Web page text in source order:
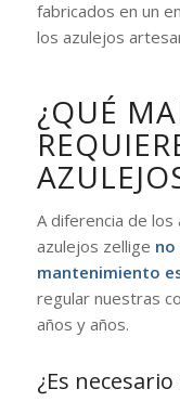
fabricados en un
los azulejos
¿QUÉ
A diferencia de
azulejos zellige no
mantenimiento
regular nuestras
años y años.
¿Es